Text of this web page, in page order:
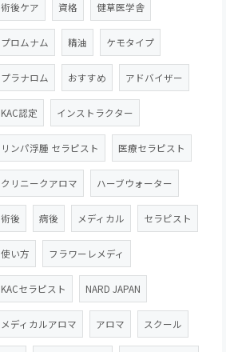
術後ケア 資格 健草医学舎
プロムナム 精油 ケモタイプ
プラナロム おすすめ アドバイザー
KAC認定 インストラクター
リンパ浮腫 セラピスト 医療セラピスト
クリニークアロマ ハーブウォーター
術後 病後 メディカル セラピスト
使い方 フラワーレメディ
KACセラピスト NARD JAPAN
メディカルアロマ アロマ スクール